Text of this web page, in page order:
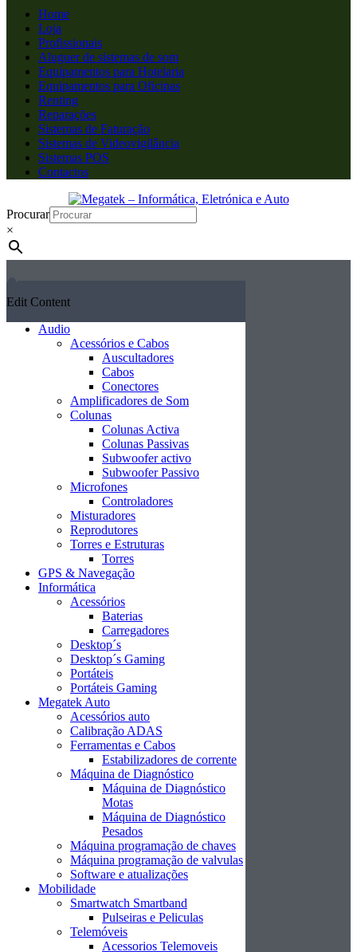
Home
Loja
Profissionais
Aluguer de sistemas de som
Equipamentos para Hotelaria
Equipamentos para Oficinas
Renting
Reparações
Sistemas de Faturação
Sistemas de Videovigilância
Sistemas POS
Contactos
Procurar
×
Edit Content
Audio
Acessórios e Cabos
Auscultadores
Cabos
Conectores
Amplificadores de Som
Colunas
Colunas Activa
Colunas Passivas
Subwoofer activo
Subwoofer Passivo
Microfones
Controladores
Misturadores
Reprodutores
Torres e Estruturas
Torres
GPS & Navegação
Informática
Acessórios
Baterias
Carregadores
Desktop´s
Desktop´s Gaming
Portáteis
Portáteis Gaming
Megatek Auto
Acessórios auto
Calibração ADAS
Ferramentas e Cabos
Estabilizadores de corrente
Máquina de Diagnóstico
Máquina de Diagnóstico
Motas
Máquina de Diagnóstico
Pesados
Máquina programação de chaves
Máquina programação de valvulas
Software e atualizações
Mobilidade
Smartwatch Smartband
Pulseiras e Peliculas
Telemóveis
Acessorios Telemoveis